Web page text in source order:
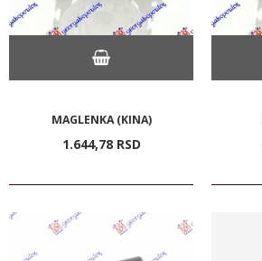
MAGLENKA (KINA)
1.644,78 RSD